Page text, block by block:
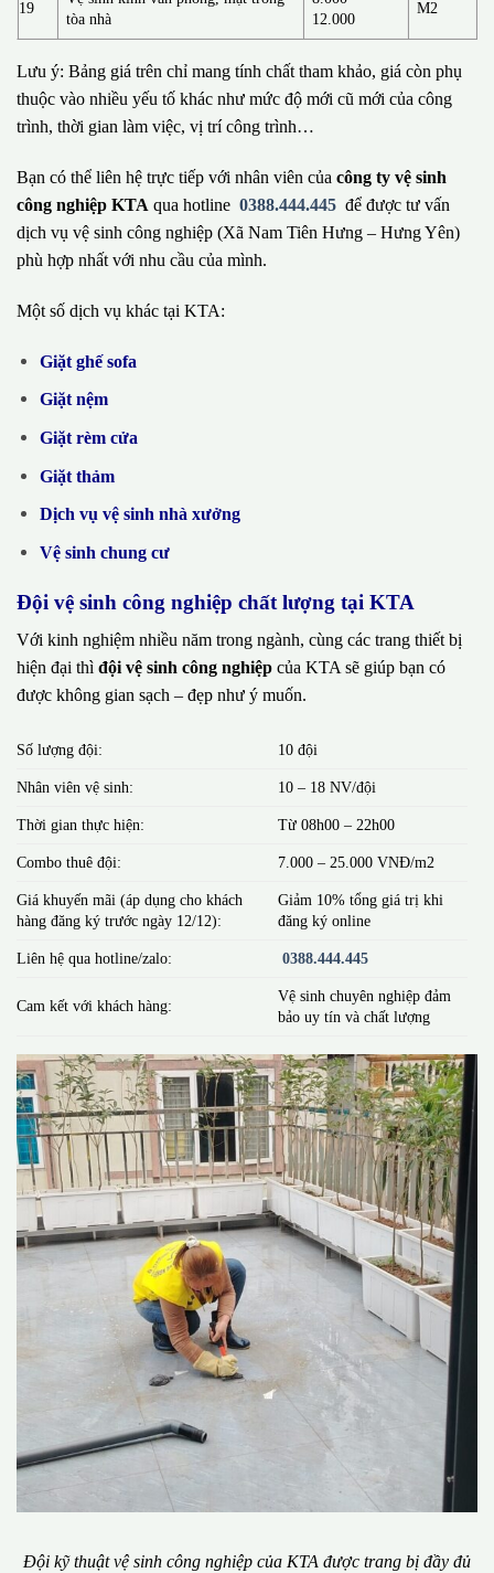
19
tòa nhà
12.000
M2
Lưu ý: Bảng giá trên chỉ mang tính chất tham khảo, giá còn phụ
thuộc vào nhiều yếu tố khác như mức độ mới cũ mới của công
trình, thời gian làm việc, vị trí công trình…
Bạn có thể liên hệ trực tiếp với nhân viên của công ty vệ sinh
công nghiệp KTA qua hotline 0388.444.445 để được tư vấn
dịch vụ vệ sinh công nghiệp (Xã Nam Tiên Hưng – Hưng Yên)
phù hợp nhất với nhu cầu của mình.
Một số dịch vụ khác tại KTA:
Giặt ghế sofa
Giặt nệm
Giặt rèm cửa
Giặt thảm
Dịch vụ vệ sinh nhà xưởng
Vệ sinh chung cư
Đội vệ sinh công nghiệp chất lượng tại KTA
Với kinh nghiệm nhiều năm trong ngành, cùng các trang thiết bị
hiện đại thì đội vệ sinh công nghiệp của KTA sẽ giúp bạn có
được không gian sạch – đẹp như ý muốn.
Số lượng đội: 10 đội
Nhân viên vệ sinh: 10 – 18 NV/đội
Thời gian thực hiện: Từ 08h00 – 22h00
Combo thuê đội: 7.000 – 25.000 VNĐ/m2
Giá khuyến mãi (áp dụng cho khách
hàng đăng ký trước ngày 12/12):
Giảm 10% tổng giá trị khi
đăng ký online
Liên hệ qua hotline/zalo: 0388.444.445
Cam kết với khách hàng:
Vệ sinh chuyên nghiệp đảm
bảo uy tín và chất lượng
Đội kỹ thuật vệ sinh công nghiệp của KTA được trang bị đầy đủ